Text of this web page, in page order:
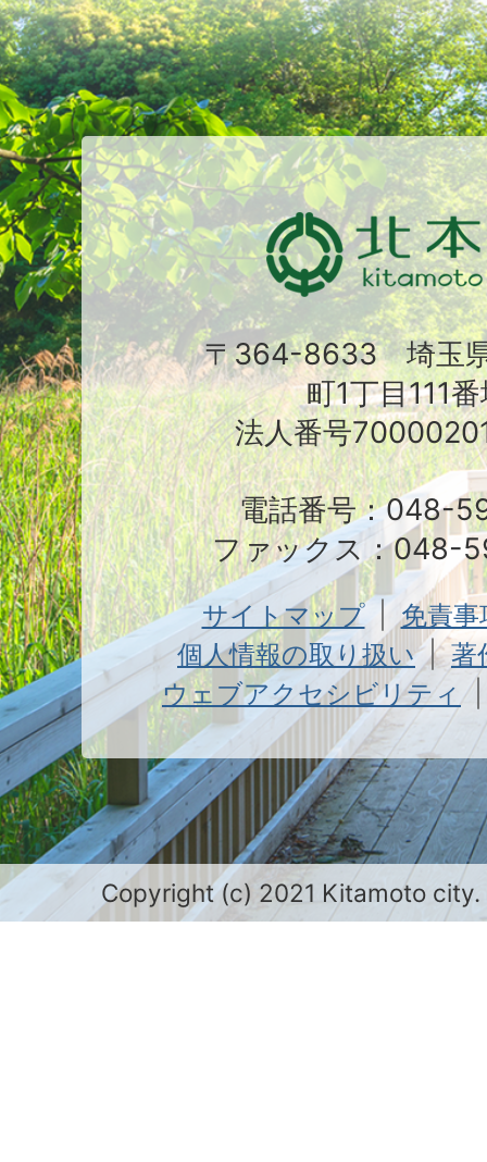
〒364-8633 埼玉
町1丁目111
法人番号
電話番号：048-
ファックス：048-
サイトマップ
免責
個人情報の取り扱い
著
ウェブアクセシビリティ
Copyright (c) 2021 Kitamoto city.